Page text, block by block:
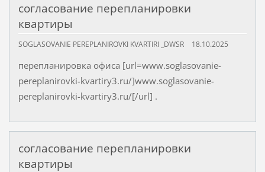
согласование перепланировки
квартиры
SOGLASOVANIE PEREPLANIROVKI KVARTIRI _DWSR 18.10.2025
перепланировка офиса [url=www.soglasovanie-
pereplanirovki-kvartiry3.ru/]www.soglasovanie-
pereplanirovki-kvartiry3.ru/[/url] .
согласование перепланировки
квартиры